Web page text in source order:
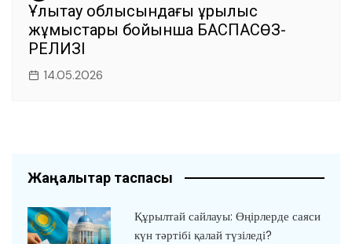
Ұлытау облысындағы құрылыс
жұмыстары бойынша БАСПАСӨЗ-
РЕЛИЗІ
14.05.2026
Жаңалықтар таспасы
Құрылтай сайлауы: Өңірлерде саяси
күн тәртібі қалай түзіледі?